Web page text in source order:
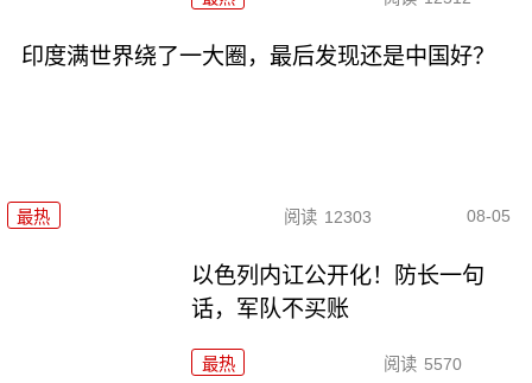
印度满世界绕了一大圈，最后发现还是中国好？
最热 阅读 12303 08-05
以色列内讧公开化！防长一句
话，军队不买账
最热 阅读 5570